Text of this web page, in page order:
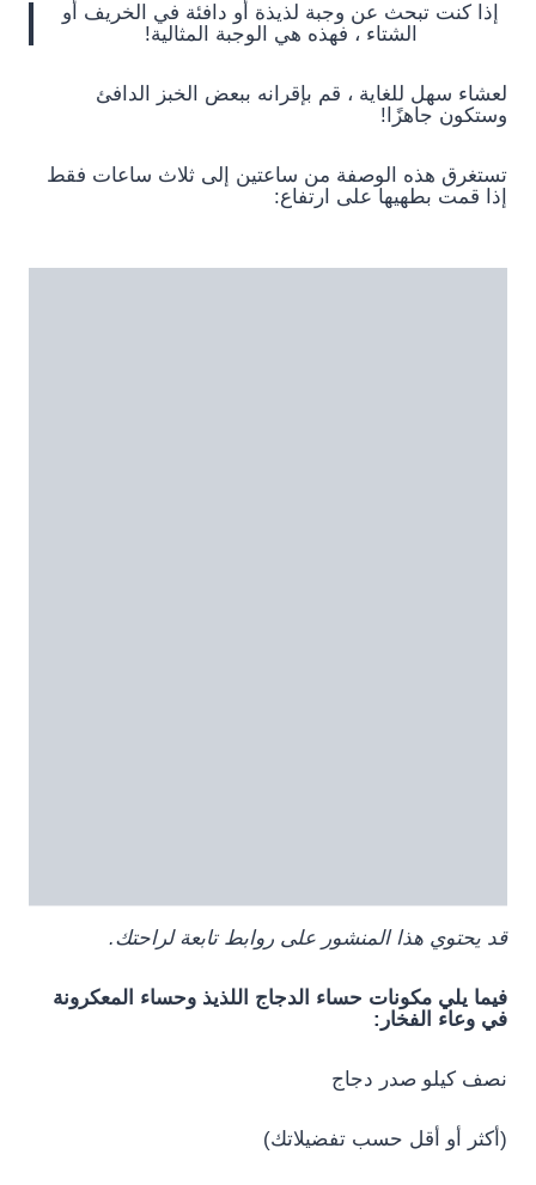
إذا كنت تبحث عن وجبة لذيذة أو دافئة في الخريف أو
الشتاء ، فهذه هي الوجبة المثالية!
لعشاء سهل للغاية ، قم بإقرانه ببعض الخبز الدافئ
وستكون جاهزًا!
تستغرق هذه الوصفة من ساعتين إلى ثلاث ساعات فقط
إذا قمت بطهيها على ارتفاع:
قد يحتوي هذا المنشور على روابط تابعة لراحتك.
فيما يلي مكونات حساء الدجاج اللذيذ وحساء المعكرونة
في وعاء الفخار:
نصف كيلو صدر دجاج
(أكثر أو أقل حسب تفضيلاتك)